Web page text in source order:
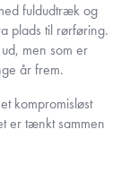
fuldudtræk og
plads til rørføring.
men som er
år frem.
kompromisløst
er tænkt sammen